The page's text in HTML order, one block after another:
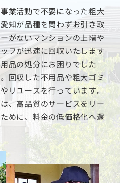
業活動で不要になった粗大
知が品種を問わずお引き取
がないマンションの上階や
フが迅速に回収いたします
品の処分にお困りでした
回収した不用品や粗大ゴミ
リユースを行っています。
、高品質のサービスをリー
めに、料金の低価格化へ還